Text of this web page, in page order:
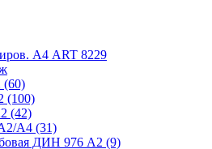
А4 ART 8229
(60)
(100)
(42)
А4 (31)
ДИН 976 А2 (9)